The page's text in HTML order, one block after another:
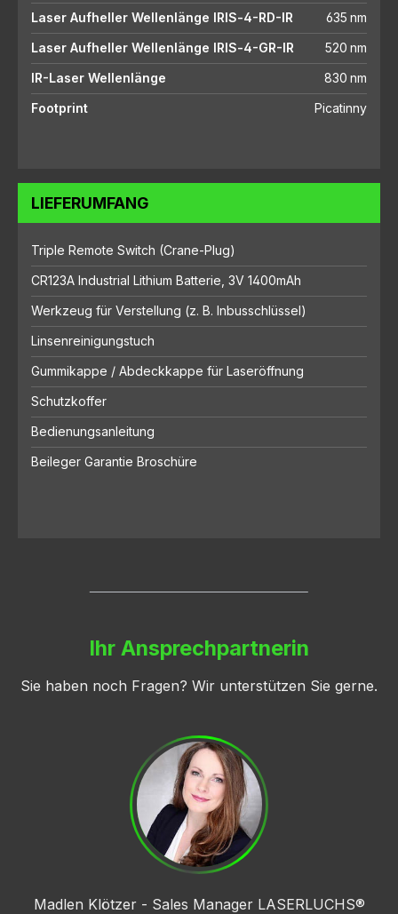
Laser Aufheller Wellenlänge IRIS‑4-RD-IR
635 nm
Laser Aufheller Wellenlänge IRIS‑4-GR-IR
520 nm
IR-Laser Wellenlänge
830 nm
Footprint
Picatinny
LIEFERUMFANG
Triple Remote Switch (Crane-Plug)
CR123A Industrial Lithium Batterie, 3V 1400mAh
Werkzeug für Verstellung (z. B. Inbusschlüssel)
Linsenreinigungstuch
Gummikappe / Abdeckkappe für Laseröffnung
Schutzkoffer
Bedienungsanleitung
Beileger Garantie Broschüre
Ihr Ansprechpartnerin
Sie haben noch Fragen? Wir unterstützen Sie gerne.
Madlen Klötzer - Sales Manager LASERLUCHS®